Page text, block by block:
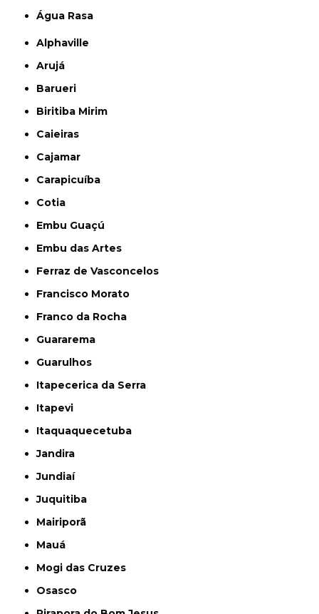
Água Rasa
Alphaville
Arujá
Barueri
Biritiba Mirim
Caieiras
Cajamar
Carapicuíba
Cotia
Embu Guaçú
Embu das Artes
Ferraz de Vasconcelos
Francisco Morato
Franco da Rocha
Guararema
Guarulhos
Itapecerica da Serra
Itapevi
Itaquaquecetuba
Jandira
Jundiaí
Juquitiba
Mairiporã
Mauá
Mogi das Cruzes
Osasco